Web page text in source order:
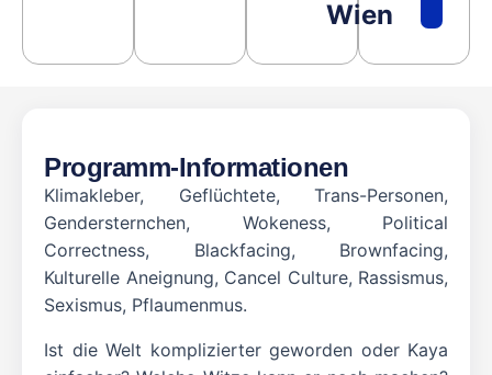
Wien
Programm-Informationen
Klimakleber, Geflüchtete, Trans-Personen,
Gendersternchen, Wokeness, Political
Correctness, Blackfacing, Brownfacing,
Kulturelle Aneignung, Cancel Culture, Rassismus,
Sexismus, Pflaumenmus.
Ist die Welt komplizierter geworden oder Kaya